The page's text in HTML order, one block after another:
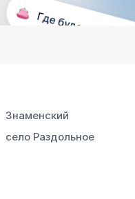
Знаменский
село Раздольное